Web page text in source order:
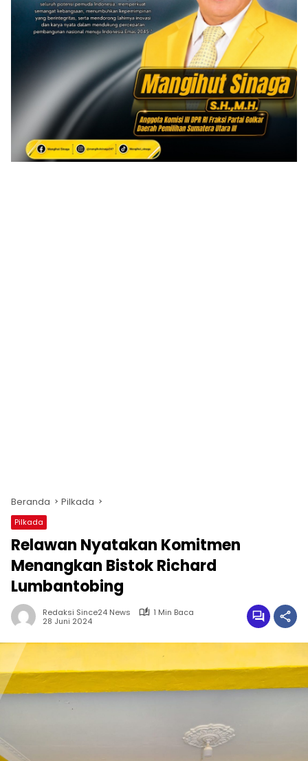
Beranda Pilkada
Pilkada
Relawan Nyatakan Komitmen
Menangkan Bistok Richard
Lumbantobing
Redaksi Since24 News
1 Min Baca
28 Juni 2024